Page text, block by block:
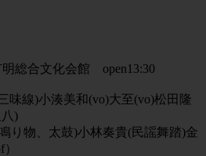
明総合文化会館 open13:30
味線)小湊美和(vo)大至(vo)松田隆
)
り物、太鼓)小林奏貴(民謡舞踏)金